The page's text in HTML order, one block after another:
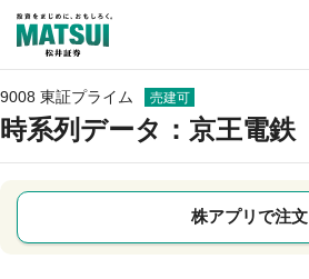
9008 東証プライム 売建可
時系列データ ：京王電鉄
株アプリで注文